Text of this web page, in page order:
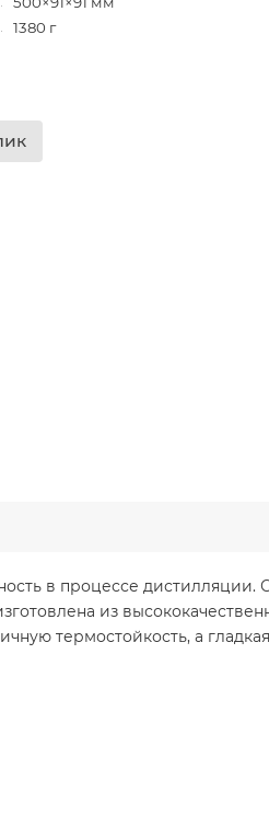
1380 г
в процессе дистилляции.
из
термостойкость, а гладкая